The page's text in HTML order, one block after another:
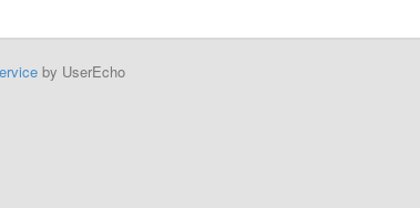
by UserEcho